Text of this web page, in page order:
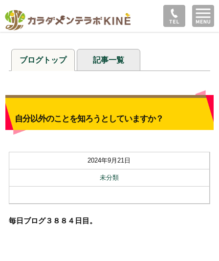
ブログトップ 記事一覧
自分以外のことを知ろうとしていますか？
2024年9月21日
未分類
毎日ブログ３８８４ 日目。